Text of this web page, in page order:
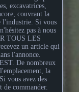
excavatrices,
couvrant la
l'industrie. Si vous
pas à nous
TOUS LES
un article qui
l'annonce.
De nombreux
la
vous avez des
de commander.